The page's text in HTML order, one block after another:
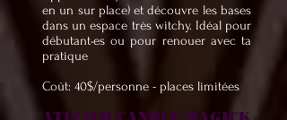
en un sur place) et découvre les bases
dans un espace très witchy. Idéal pour
débutant•es ou pour renouer avec ta
pratique
Coût: 40$/personne - places limitées